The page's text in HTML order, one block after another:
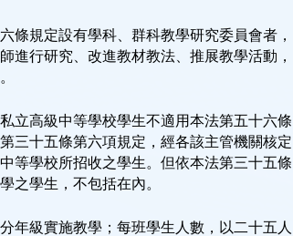
條規定設有學科、群科教學研究委員會者，
進行研究、改進教材教法、推展教學活動，
立高級中等學校學生不適用本法第五十六條
三十五條第六項規定，經各該主管機關核定
等學校所招收之學生。但依本法第三十五條
之學生，不包括在內。
年級實施教學；每班學生人數，以二十五人